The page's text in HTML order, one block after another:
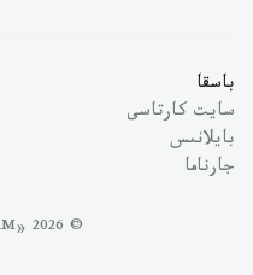
باسقا
سايت كارتاسى
بايلانىس
جارناما
© 2026 «KAZINFORM» حاق